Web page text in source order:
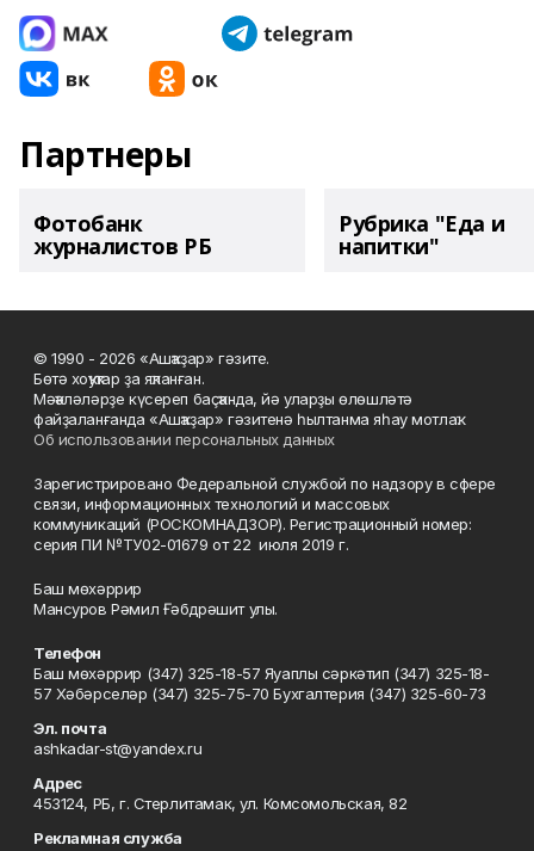
Партнеры
Фотобанк
журналистов РБ
Рубрика "Еда и
напитки"
© 1990 - 2026 «Ашҡаҙар» гәзите.
Бөтә хоҡуҡтар ҙа яҡланған.
Мәҡәләләрҙе күсереп баҫҡанда, йә уларҙы өлөшләтә
файҙаланғанда «Ашҡаҙар» гәзитенә һылтанма яһау мотлаҡ.
Об использовании персональных данных
Зарегистрировано Федеральной службой по надзору в сфере
связи, информационных технологий и массовых
коммуникаций (РОСКОМНАДЗОР). Регистрационный номер:
серия ПИ №ТУ02-01679 от 22 июля 2019 г.
Баш мөхәррир
Мансуров Рәмил Ғәбдрәшит улы.
Телефон
Баш мөхәррир (347) 325-18-57 Яуаплы сәркәтип (347) 325-18-
57 Хәбәрселәр (347) 325-75-70 Бухгалтерия (347) 325-60-73
Эл. почта
ashkadar-st@yandex.ru
Адрес
453124, РБ, г. Стерлитамак, ул. Комсомольская, 82
Рекламная служба